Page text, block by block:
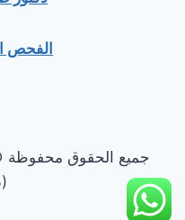
الفحص
جميع الحقوق محفوظة